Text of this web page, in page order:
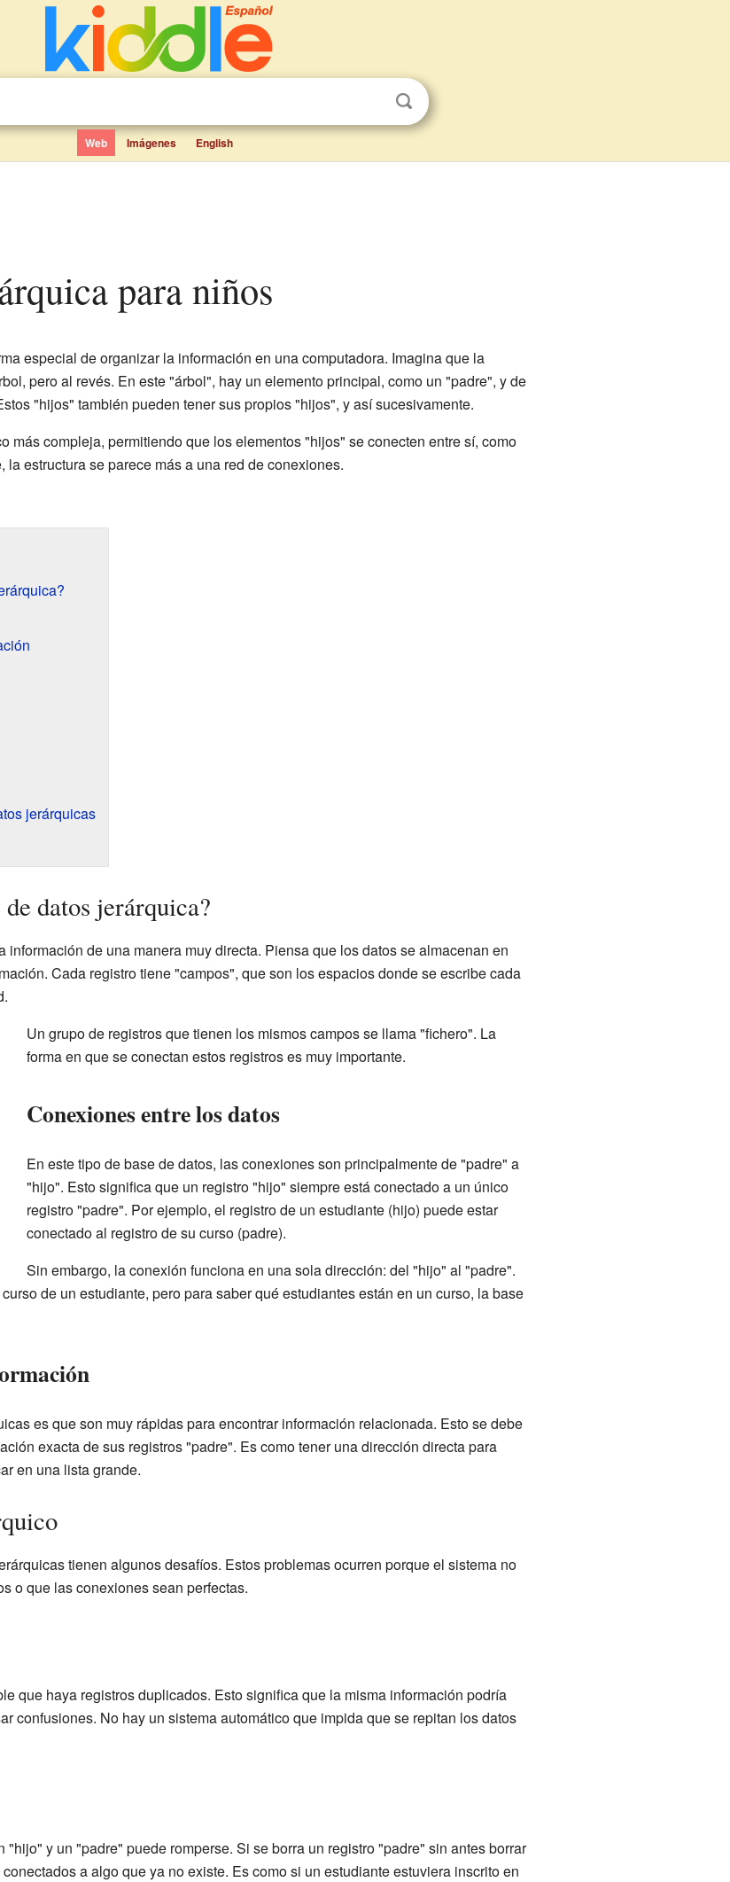
Web Imágenes English
para niños
especial de organizar la información en una computadora. Imagina que la
pero al revés. En este "árbol", hay un elemento principal, como un "padre", y de
"hijos" también pueden tener sus propios "hijos", y así sucesivamente.
más compleja, permitiendo que los elementos "hijos" se conecten entre sí, como
estructura se parece más a una red de conexiones.
jerárquicas
datos jerárquica?
de una manera muy directa. Piensa que los datos se almacenan en
Cada registro tiene "campos", que son los espacios donde se escribe cada
Un grupo de registros que tienen los mismos campos se llama "fichero". La
forma en que se conectan estos registros es muy importante.
Conexiones entre los datos
En este tipo de base de datos, las conexiones son principalmente de "padre" a
"hijo". Esto significa que un registro "hijo" siempre está conectado a un único
registro "padre". Por ejemplo, el registro de un estudiante (hijo) puede estar
conectado al registro de su curso (padre).
Sin embargo, la conexión funciona en una sola dirección: del "hijo" al "padre".
de un estudiante, pero para saber qué estudiantes están en un curso, la base
es que son muy rápidas para encontrar información relacionada. Esto se debe
exacta de sus registros "padre". Es como tener una dirección directa para
en una lista grande.
tienen algunos desafíos. Estos problemas ocurren porque el sistema no
o que las conexiones sean perfectas.
que haya registros duplicados. Esto significa que la misma información podría
confusiones. No hay un sistema automático que impida que se repitan los datos
y un "padre" puede romperse. Si se borra un registro "padre" sin antes borrar
a algo que ya no existe. Es como si un estudiante estuviera inscrito en